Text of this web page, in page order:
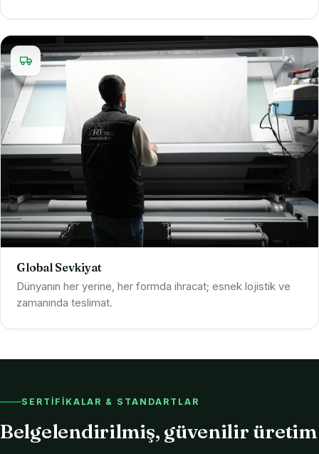
Global Sevkiyat
Dünyanın her yerine, her formda ihracat; esnek lojistik ve
zamanında teslimat.
SERTIFIKALAR & STANDARTLAR
Belgelendirilmiş, güvenilir üretim